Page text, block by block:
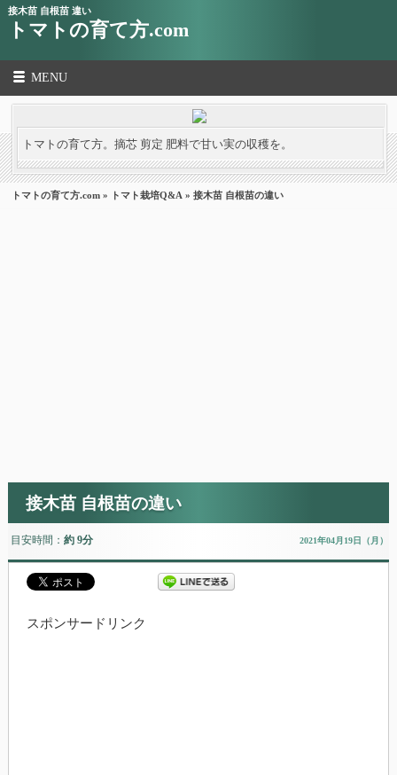
接木苗 自根苗 違い
トマトの育て方.com
MENU
トマトの育て方。摘芯 剪定 肥料で甘い実の収穫を。
トマトの育て方.com » トマト栽培Q&A » 接木苗 自根苗の違い
接木苗 自根苗の違い
目安時間： 約 9分 2021年04月19日（月）
スポンサードリンク